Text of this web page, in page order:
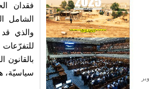
فقدان
الشامل
والذي
للتفرّعات
سياسيّة،